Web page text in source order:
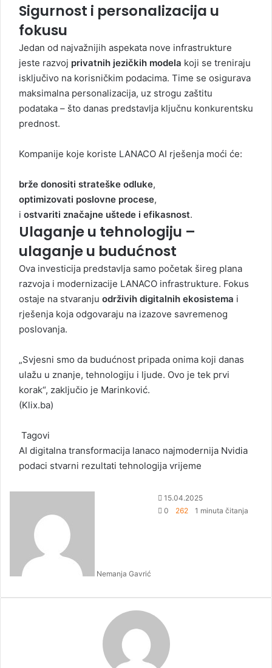
Sigurnost i personalizacija u
fokusu
Jedan od najvažnijih aspekata nove infrastrukture
jeste razvoj privatnih jezičkih modela koji se treniraju
isključivo na korisničkim podacima. Time se osigurava
maksimalna personalizacija, uz strogu zaštitu
podataka – što danas predstavlja ključnu konkurentsku
prednost.
Kompanije koje koriste LANACO AI rješenja moći će:
brže donositi strateške odluke,
optimizovati poslovne procese,
i ostvariti značajne uštede i efikasnost.
Ulaganje u tehnologiju –
ulaganje u budućnost
Ova investicija predstavlja samo početak šireg plana
razvoja i modernizacije LANACO infrastrukture. Fokus
ostaje na stvaranju održivih digitalnih ekosistema i
rješenja koja odgovaraju na izazove savremenog
poslovanja.
„Svjesni smo da budućnost pripada onima koji danas
ulažu u znanje, tehnologiju i ljude. Ovo je tek prvi
korak“, zaključio je Marinković.
(Klix.ba)
Tagovi
AI digitalna transformacija lanaco najmodernija Nvidia
podaci stvarni rezultati tehnologija vrijeme
Nemanja Gavrić
a
15.04.2025
0
262 1 minuta čitanja